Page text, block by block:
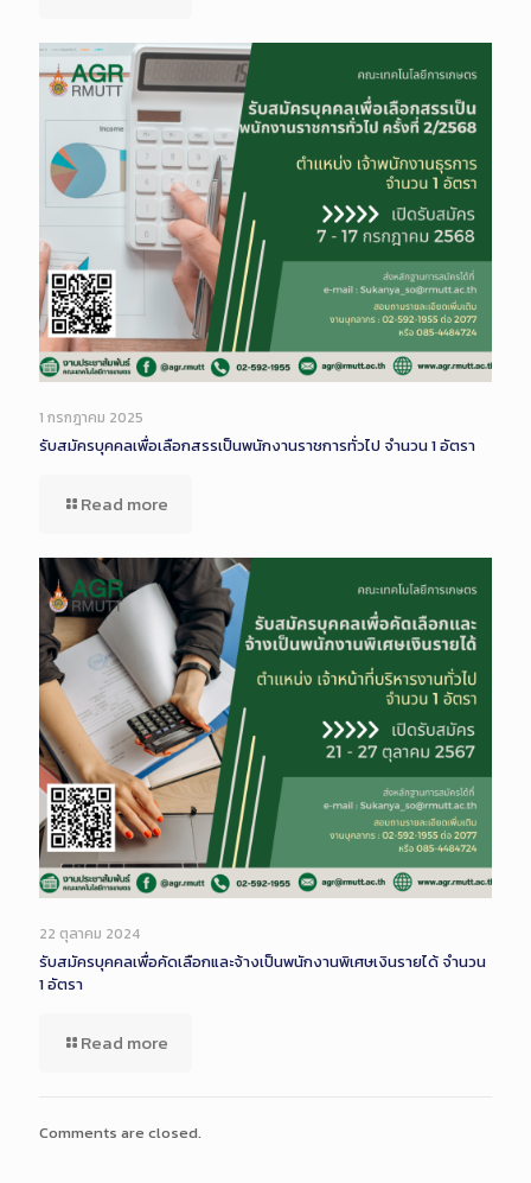
1 กรกฎาคม 2025
รับสมัครบุคคลเพื่อเลือกสรรเป็นพนักงานราชการทั่วไป จำนวน 1 อัตรา
Read more
22 ตุลาคม 2024
รับสมัครบุคคลเพื่อคัดเลือกและจ้างเป็นพนักงานพิเศษเงินรายได้ จำนวน
1 อัตรา
Read more
Comments are closed.